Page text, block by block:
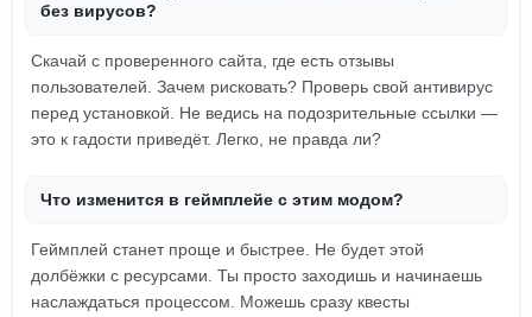
без вирусов?
Скачай с проверенного сайта, где есть отзывы
пользователей. Зачем рисковать? Проверь свой антивирус
перед установкой. Не ведись на подозрительные ссылки —
это к гадости приведёт. Легко, не правда ли?
Что изменится в геймплейе с этим модом?
Геймплей станет проще и быстрее. Не будет этой
долбёжки с ресурсами. Ты просто заходишь и начинаешь
наслаждаться процессом. Можешь сразу квесты